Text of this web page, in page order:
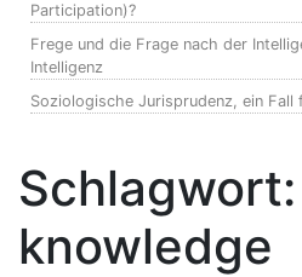
Participation)?
Frege und die Frage nach der
Intelligenz
Soziologische Jurisprudenz, ein
Schlagwort:
knowledge